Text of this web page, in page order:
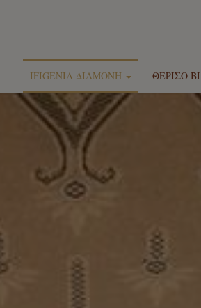
IFIGENIA ΔΙΑΜΟΝΉ
Τοποθεσία
Ifigenia Δωμάτια, Μεζονέτες & Σουίτες
Ifigenia by Captain Michalis
Φωτογραφίες
ΘΈΡΙΣΟ
Theriso Luxury Villa
Theriso Luxury Villa